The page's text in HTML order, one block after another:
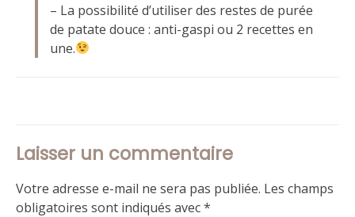
– La possibilité d’utiliser des restes de purée
de patate douce : anti-gaspi ou 2 recettes en
une.
Laisser un commentaire
Votre adresse e-mail ne sera pas publiée. Les champs
obligatoires sont indiqués avec*